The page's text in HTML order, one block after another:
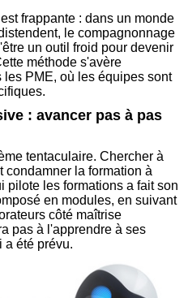
frappante : dans un monde
le compagnonnage
un outil froid pour devenir
méthode s'avère
PME, où les équipes sont
: avancer pas à pas
tentaculaire. Chercher à
condamner la formation à
pilote les formations a fait son
en modules, en suivant
côté maîtrise
pas à l'apprendre à ses
a été prévu.